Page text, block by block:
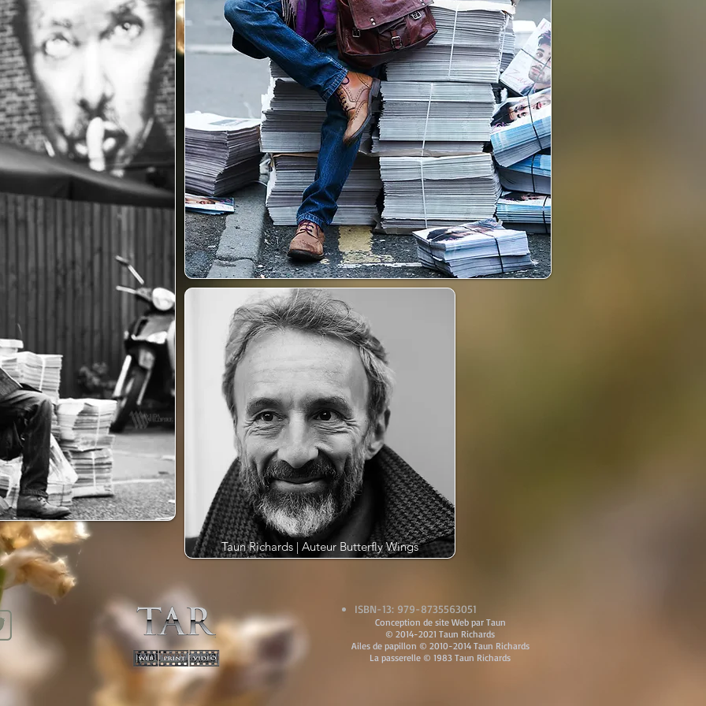
Taun Richards | Auteur Butterfly Wings
ISBN-13: 979-8735563051
Conception de site Web par Taun
© 2014-2021 Taun Richards
Ailes de papillon © 2010-2014 Taun Richards
La passerelle © 1983 Taun Richards